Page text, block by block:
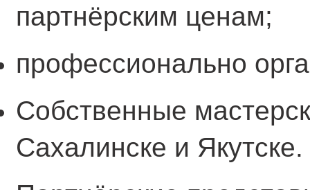
партнёрским ценам;
профессионально
Собственные
Сахалинске и Якутске.